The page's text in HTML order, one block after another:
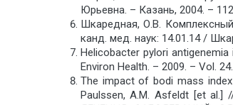
Юрьевна. – Казань, 2004. –
Шкаредная, О.В.
канд. мед. наук: 14.01.14 /
Helicobacter pylori
Environ Health. – 2009. – Vol.
The impact of bodi mass
Paulssen, A.M. Asfeldt [et